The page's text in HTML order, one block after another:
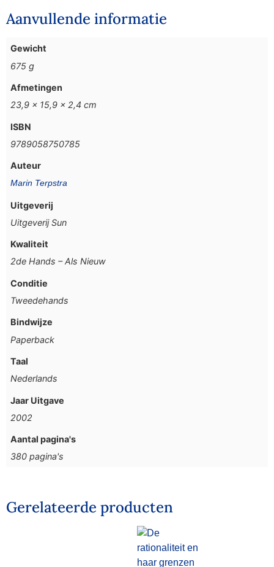
Aanvullende informatie
Gewicht
675 g
Afmetingen
23,9 × 15,9 × 2,4 cm
ISBN
9789058750785
Auteur
Marin Terpstra
Uitgeverij
Uitgeverij Sun
Kwaliteit
2de Hands – Als Nieuw
Conditie
Tweedehands
Bindwijze
Paperback
Taal
Nederlands
Jaar Uitgave
2002
Aantal pagina's
380 pagina's
Gerelateerde producten